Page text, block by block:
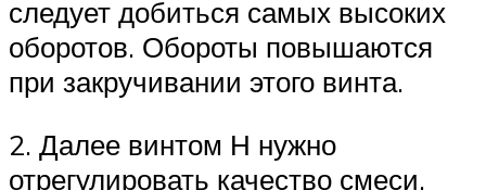
следует добиться самых высоких
оборотов. Обороты повышаются
при закручивании этого винта.
2. Далее винтом Н нужно
отрегулировать качество смеси.